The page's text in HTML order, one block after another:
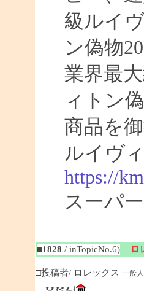
級ルイ
ン偽物
業界最
ィトン
商品を
ルイヴ
https://
スーパ
■1828 / inTopicNo.6) ロ
□投稿者/ ロレックス 一般